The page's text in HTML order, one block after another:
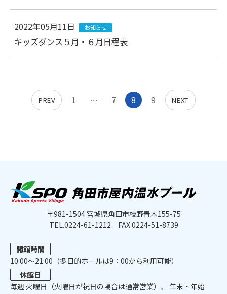
2022年05月11日 お知らせ
キッズダンス５月・６月日程表
PREV 1 … 7 8 9 NEXT
〒981-1504 宮城県角田市枝野青木155-75
TEL.0224-61-1212
FAX.0224-51-8739
開館時間
10:00〜21:00（多目的ホールは9：00から利用可能）
休館日
毎週 ⽕曜⽇（火曜日が祝日の場合は通常営業）、 年末・年始